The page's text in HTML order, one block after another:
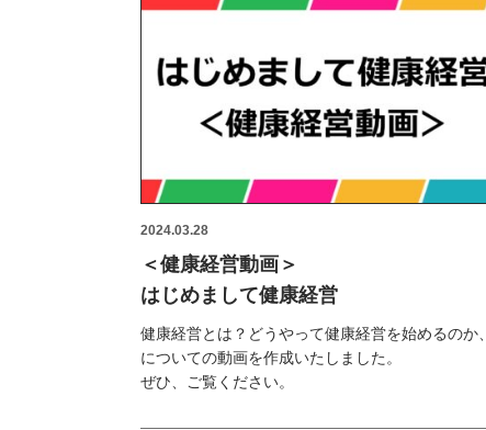
2024.03.28
＜健康経営動画＞
はじめまして健康経営
健康経営とは？どうやって健康経営を始めるのか、
についての動画を作成いたしました。
ぜひ、ご覧ください。